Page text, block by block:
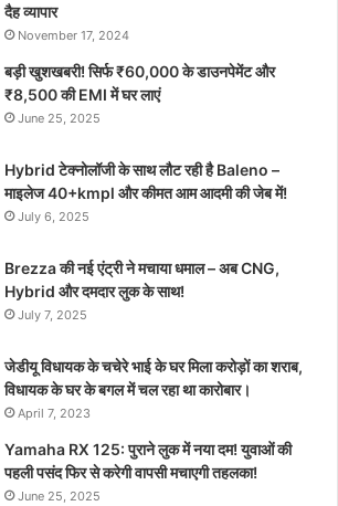
दैह व्यापार
November 17, 2024
बड़ी खुशखबरी! सिर्फ ₹60,000 के डाउनपेमेंट और
₹8,500 की EMI में घर लाएं
June 25, 2025
Hybrid टेक्नोलॉजी के साथ लौट रही है Baleno –
माइलेज 40+kmpl और कीमत आम आदमी की जेब में!
July 6, 2025
Brezza की नई एंट्री ने मचाया धमाल – अब CNG,
Hybrid और दमदार लुक के साथ!
July 7, 2025
जेडीयू विधायक के चचेरे भाई के घर मिला करोड़ों का शराब,
विधायक के घर के बगल में चल रहा था कारोबार।
April 7, 2023
Yamaha RX 125: पुराने लुक में नया दम! युवाओं की
पहली पसंद फिर से करेगी वापसी मचाएगी तहलका!
June 25, 2025